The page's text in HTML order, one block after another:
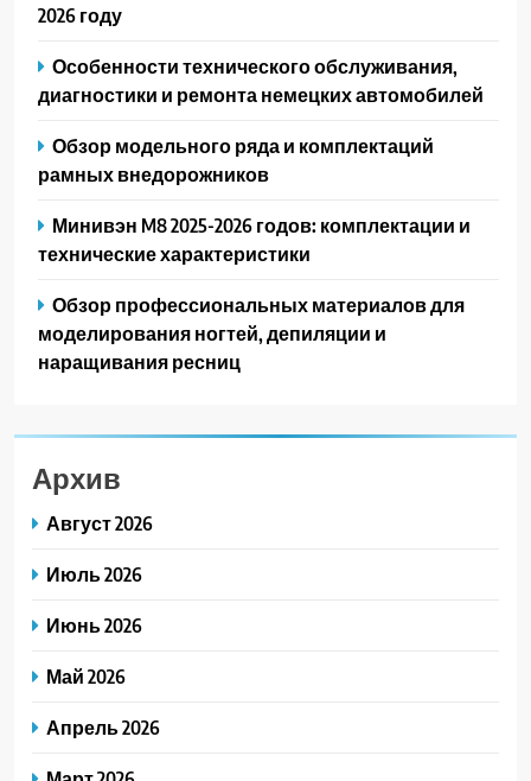
2026 году
Особенности технического обслуживания,
диагностики и ремонта немецких автомобилей
Обзор модельного ряда и комплектаций
рамных внедорожников
Минивэн M8 2025-2026 годов: комплектации и
технические характеристики
Обзор профессиональных материалов для
моделирования ногтей, депиляции и
наращивания ресниц
Архив
Август 2026
Июль 2026
Июнь 2026
Май 2026
Апрель 2026